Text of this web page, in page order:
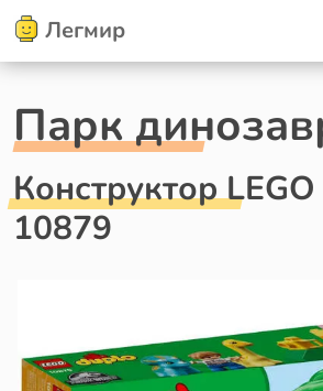
Легмир
Парк
Конструктор
10879